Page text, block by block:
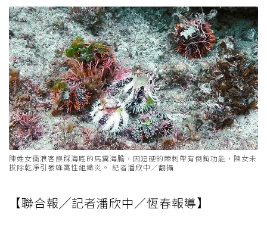
陳姓女衝浪客誤踩海底的馬糞海膽，因短硬的棘刺帶有倒鉤功能，陳女未
拔除乾淨引發蜂窩性組織炎。 記者潘欣中／翻攝
【聯合報╱記者潘欣中／恆春報導】